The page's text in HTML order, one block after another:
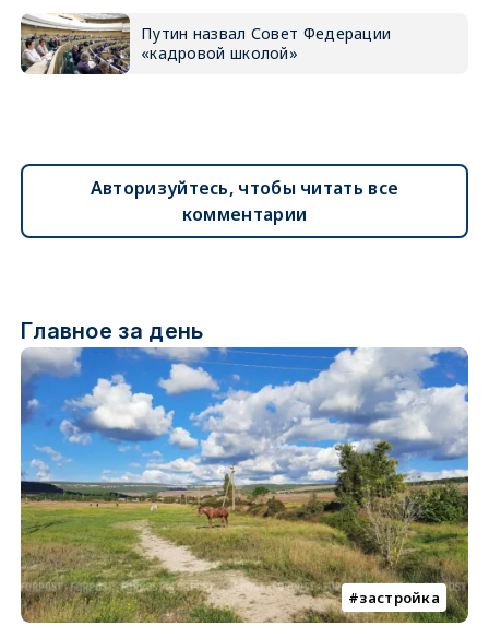
Путин назвал Совет Федерации
«кадровой школой»
Авторизуйтесь, чтобы читать все
комментарии
Главное за день
застройка